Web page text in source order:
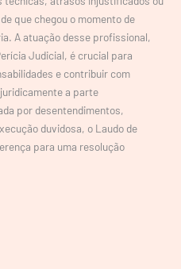
que chegou o momento de
A atuação desse profissional,
Judicial, é crucial para
e contribuir com
a parte
por desentendimentos,
duvidosa, o Laudo de
para uma resolução